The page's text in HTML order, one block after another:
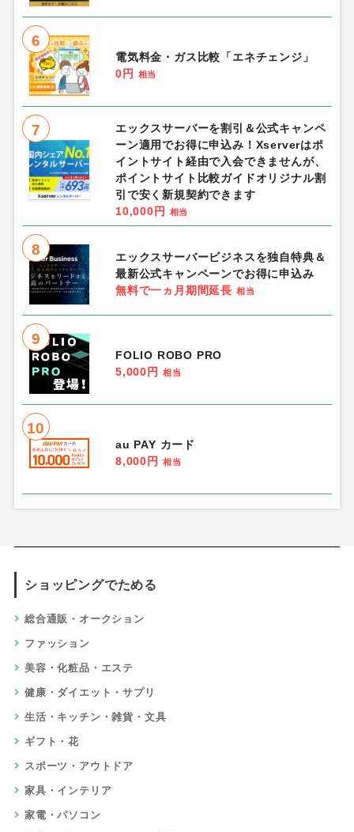
6
電気料金・ガス比較「エネチェンジ」
0円
相当
7
エックスサーバーを割引＆公式キャンペ
ーン適用でお得に申込み！Xserverはポ
イントサイト経由で入会できませんが、
ポイントサイト比較ガイドオリジナル割
引で安く新規契約できます
10,000円
相当
8
エックスサーバービジネスを独自特典＆
最新公式キャンペーンでお得に申込み
無料で一ヵ月期間延長 相当
9
FOLIO ROBO PRO
5,000円
相当
10
au PAY カード
8,000円
相当
ショッピングでためる
総合通販・オークション
ファッション
美容・化粧品・エステ
健康・ダイエット・サプリ
生活・キッチン・雑貨・文具
ギフト・花
スポーツ・アウトドア
家具・インテリア
家電・パソコン